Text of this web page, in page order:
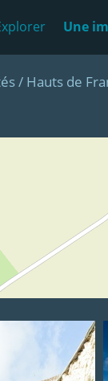
Une
/ Hauts de